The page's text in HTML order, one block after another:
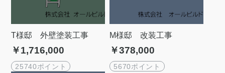
T様邸 外壁塗装工事
￥1,716,000
25740ポイント
M様邸 改装工事
￥378,000
5670ポイント